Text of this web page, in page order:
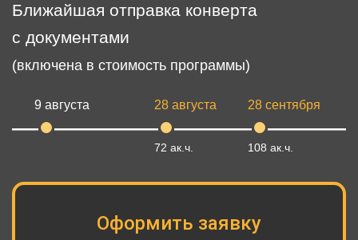
Ближайшая отправка конверта
с документами
(включена в стоимость программы)
9 августа 28 августа
72 ак.ч.
28 сентября
108 ак.ч.
Оформить заявку